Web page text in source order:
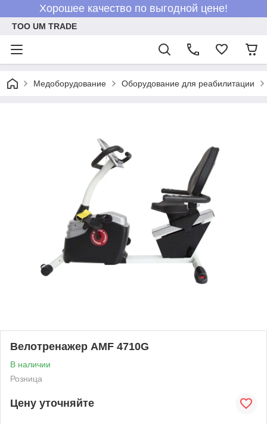
Хорошее качество по выгодной цене!
ТОО UM TRADE
Медоборудование Оборудование для реабилитации
Велотренажер AMF 4710G
В наличии
Розница
Цену уточняйте